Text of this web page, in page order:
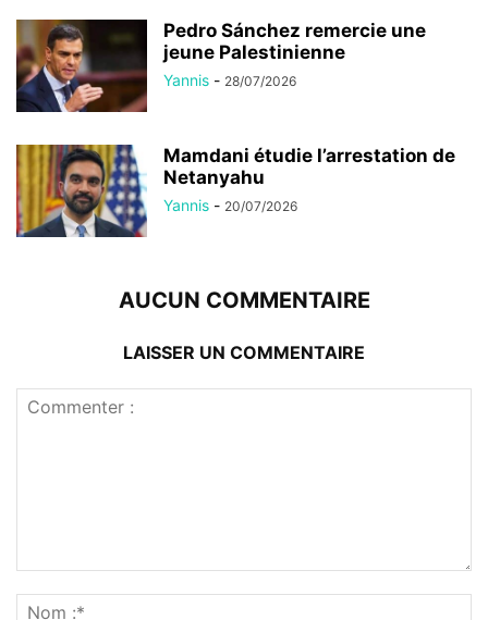
Pedro Sánchez remercie une
jeune Palestinienne
Yannis - 28/07/2026
Mamdani étudie l’arrestation de
Netanyahu
Yannis - 20/07/2026
AUCUN COMMENTAIRE
LAISSER UN COMMENTAIRE